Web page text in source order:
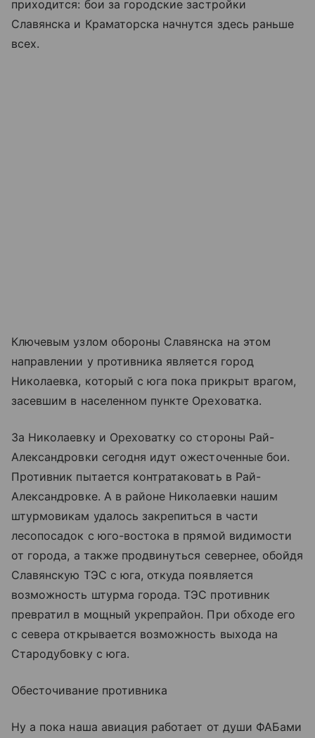
приходится: бои за городские застройки
Славянска и Краматорска начнутся здесь раньше
всех.
Ключевым узлом обороны Славянска на этом
направлении у противника является город
Николаевка, который с юга пока прикрыт врагом,
засевшим в населенном пункте Ореховатка.
За Николаевку и Ореховатку со стороны Рай-
Александровки сегодня идут ожесточенные бои.
Противник пытается контратаковать в Рай-
Александровке. А в районе Николаевки нашим
штурмовикам удалось закрепиться в части
лесопосадок с юго-востока в прямой видимости
от города, а также продвинуться севернее, обойдя
Славянскую ТЭС с юга, откуда появляется
возможность штурма города. ТЭС противник
превратил в мощный укрепрайон. При обходе его
с севера открывается возможность выхода на
Стародубовку с юга.
Обесточивание противника
Ну а пока наша авиация работает от души ФАБами